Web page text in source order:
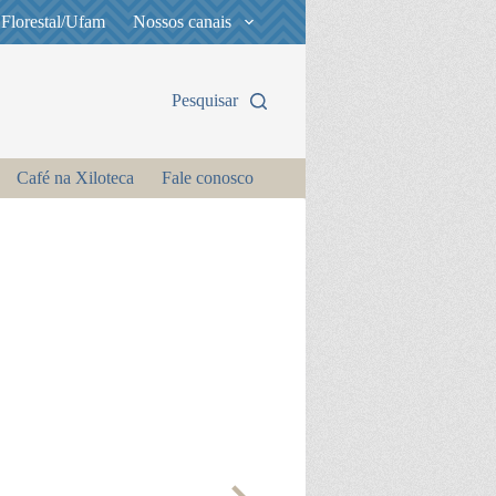
Ufam Nossos canais
Pesquisar
Café na Xiloteca Fale conosco